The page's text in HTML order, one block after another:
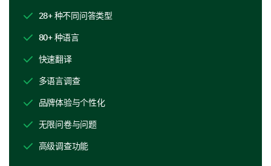
我经常向他人推荐您的品牌
我与品牌的互动始终是积极的
我信任您的产品/服务的质量
深入了解您的品牌认知
了解您对我们品牌的直接体验和看法。
28+ 种不同问答类型
80+ 种语言
快速翻译
多语言调查
品牌体验与个性化
无限问卷与问题
高级调查功能